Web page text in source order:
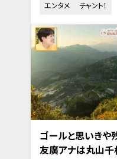
エンタメ チャント！
ゴールと思いきや
友廣アナは丸山